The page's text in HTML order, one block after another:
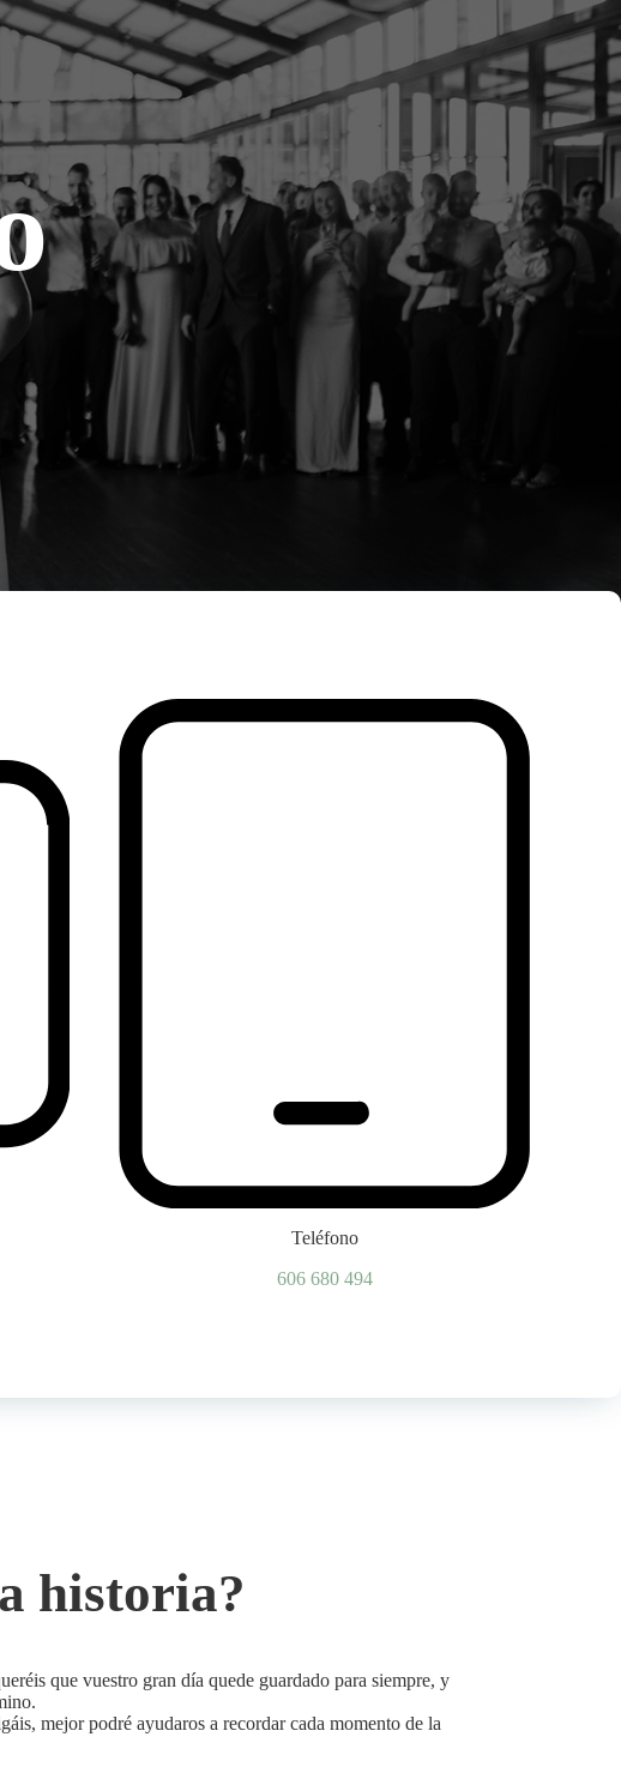
Teléfono
606 680 494
historia?
que vuestro gran día quede guardado para siempre, y
mejor podré ayudaros a recordar cada momento de la